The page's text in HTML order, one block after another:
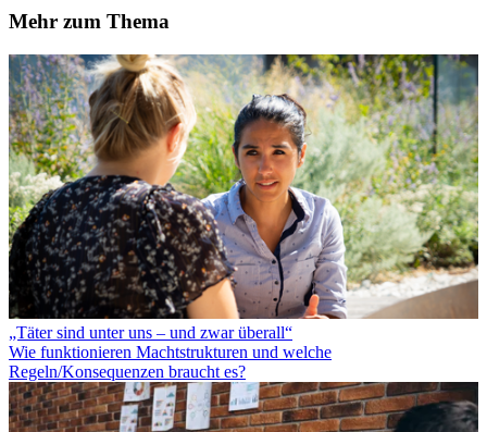
Mehr zum Thema
„Täter sind unter uns – und zwar überall“
Wie funktionieren Machtstrukturen und welche
Regeln/Konsequenzen braucht es?